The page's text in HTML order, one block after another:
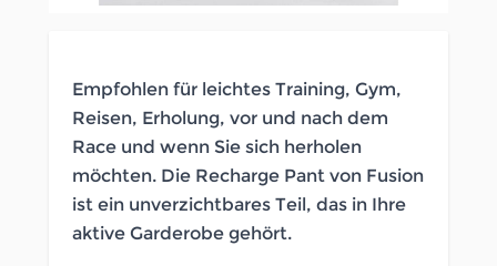
Empfohlen für leichtes Training, Gym,
Reisen, Erholung, vor und nach dem
Race und wenn Sie sich herholen
möchten. Die Recharge Pant von Fusion
ist ein unverzichtbares Teil, das in Ihre
aktive Garderobe gehört.